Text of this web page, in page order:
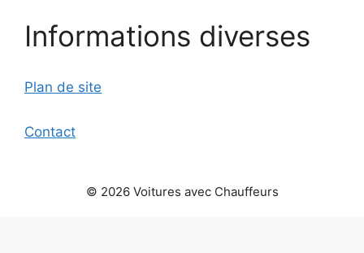
Informations diverses
Plan de site
Contact
© 2026 Voitures avec Chauffeurs